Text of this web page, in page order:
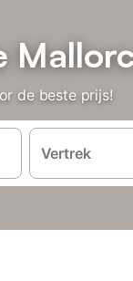
de beste prijs!
Vertrek